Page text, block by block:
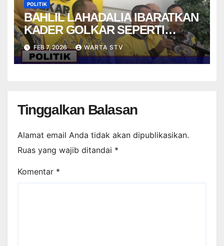
POLITIK
BAHLIL LAHADALIA IBARATKAN
KADER GOLKAR SEPERTI
STRIKER DALAM PERMAINAN
FUTSAL
FEB 7, 2026 WARTA STV
Tinggalkan Balasan
Alamat email Anda tidak akan dipublikasikan.
Ruas yang wajib ditandai *
Komentar *